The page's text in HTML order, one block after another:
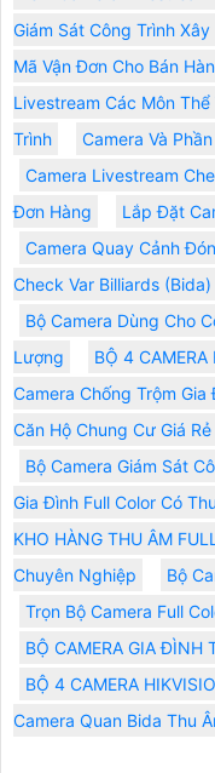
Giám Sát Công Trình
Mã Vận Đơn Cho Bán
Livestream Các Môn Thể
Trình
Camera Và
Camera Livestream
Đơn Hàng
Lắp Đặt
Camera Quay Cảnh
Check Var Billiards (Bida)
Bộ Camera Dùng Cho
Lượng
BỘ 4 CAMERA
Camera Chống Trộm
Căn Hộ Chung Cư Giá Rẻ
Bộ Camera Giám Sát
Gia Đình Full Color Có
KHO HÀNG THU ÂM
Chuyên Nghiệp
Bộ
Trọn Bộ Camera Full
BỘ CAMERA GIA ĐÌNH
BỘ 4 CAMERA
Camera Quan Bida Thu